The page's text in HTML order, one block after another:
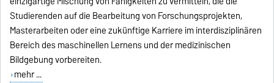
Studierenden auf die Bearbeitung von Forschungsprojekten,
Masterarbeiten oder eine zukünftige Karriere im interdisziplinären
Bereich des maschinellen Lernens und der medizinischen
Bildgebung vorbereiten.
mehr ...